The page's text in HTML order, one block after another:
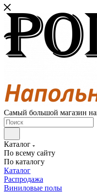
Самый большой магазин
Каталог
По всему сайту
По каталогу
Каталог
Распродажа
Виниловые полы